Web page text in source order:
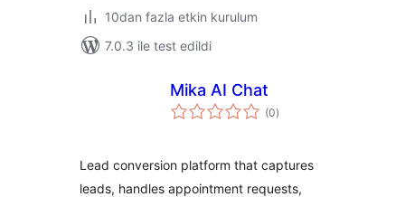
10dan fazla etkin kurulum
7.0.3 ile test edildi
Mika AI Chat
(0toplam
puan
)
Lead conversion platform that captures
leads, handles appointment requests,